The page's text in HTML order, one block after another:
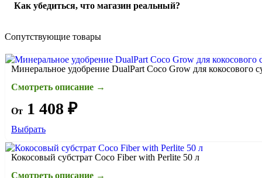
Работаем по предоплате: от 20% (можно 100%, как
Как убедиться, что магазин реальный?
На сайте есть контакты и реквизиты. Мы на связи и
Сопутствующие товары
Минеральное удобрение DualPart Coco Grow для кокосового
Смотреть описание →
От 1 408 ₽
Выбрать
Кокосовый субстрат Coco Fiber with Perlite 50 л
Смотреть описание →